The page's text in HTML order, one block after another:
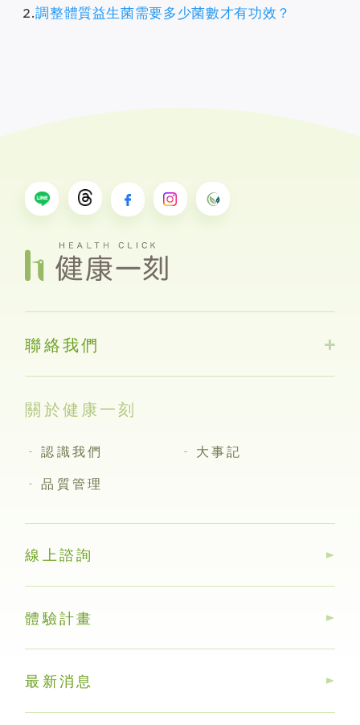
2.調整體質益生菌需要多少菌數才有功效？
聯絡我們
關於健康一刻
認識我們
大事記
品質管理
線上諮詢
體驗計畫
最新消息